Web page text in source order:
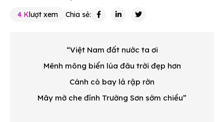
4 Klượt xem Chia sẻ:
“Việt Nam đất nước ta ơi
Mênh mông biển lúa đâu trời đẹp hơn
Cánh cò bay lả rập rờn
Mây mờ che đỉnh Trường Sơn sớm chiều”